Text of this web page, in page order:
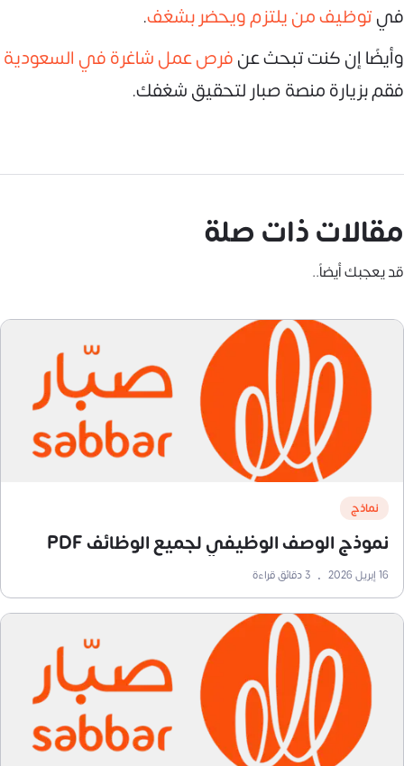
فيتوظيف من يلتزم ويحضر بشغف.
وأيضًا إن كنت تبحث عنفرص عمل شاغرة في السعودية
فقم بزيارة منصة صبار لتحقيق شغفك.
مقالات ذات صلة
قد يعجبك أيضاً..
نماذج
نموذج الوصف الوظيفي لجميع الوظائف PDF
16 إبريل 2026 •
3دقائق قراءة